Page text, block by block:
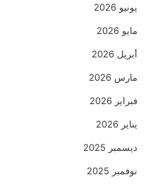
يونيو 2026
مايو 2026
أبريل 2026
مارس 2026
فبراير 2026
يناير 2026
ديسمبر 2025
نوفمبر 2025